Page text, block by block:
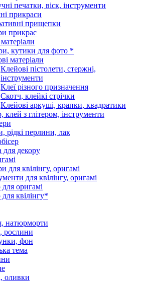
печатки, віск, інструменти
прикраси
прищепки
прикрас
кутики для фото *
матеріали
Клейові пістолети, стержні,
інструменти
Клеї різного призначення
Скотч, клейкі стрічки
Клейові аркуші, крапки, квадратики
клей з глітером, інструменти
рідкі перлини, лак
для декору
для квілінгу, оригамі
для квілінгу, оригамі
оригамі
квілінгу*
натюрморти
рослини
фон
тема
оливки